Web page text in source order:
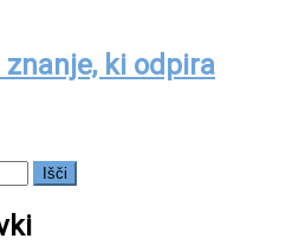
ki odpira